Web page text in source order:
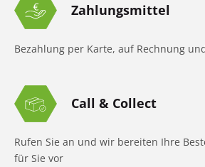
Zahlungsmittel
Bezahlung per Karte, auf Rechnung
Call & Collect
Rufen Sie an und wir bereiten Ihre
für Sie vor